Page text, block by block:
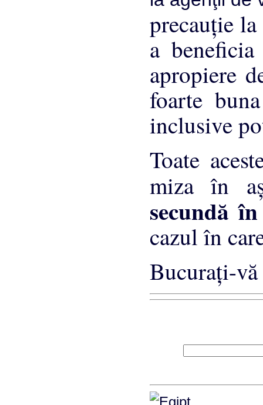
precauţie
a
apropiere
foarte
inclusive
Toate
miza în
secundă
cazul în
Bucuraţi-vă